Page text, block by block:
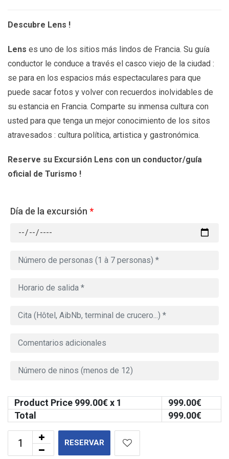
Descubre Lens !
Lens es uno de los sitios más lindos de Francia. Su guía
conductor le conduce a través el casco viejo de la ciudad :
se para en los espacios más espectaculares para que
puede sacar fotos y volver con recuerdos inolvidables de
su estancia en Francia. Comparte su inmensa cultura con
usted para que tenga un mejor conocimiento de los sitos
atravesados : cultura política, artistica y gastronómica.
Reserve su Excursión Lens con un conductor/guía
oficial de Turismo !
Día de la excursión *
Product Price 999.00€ x 1 999.00€
Total
999.00€
RESERVAR